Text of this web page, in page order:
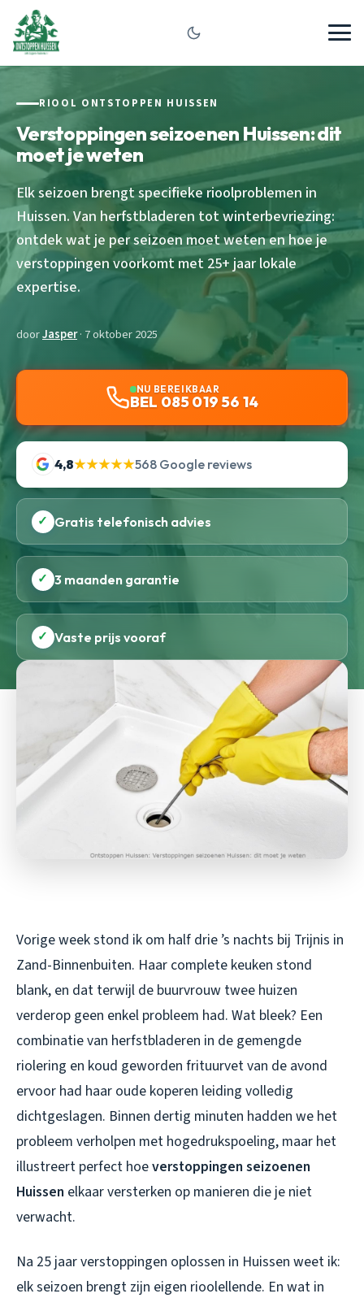
RIOOL ONTSTOPPEN HUISSEN
Verstoppingen seizoenen Huissen: dit
moet je weten
Elk seizoen brengt specifieke rioolproblemen in
Huissen. Van herfstbladeren tot winterbevriezing:
ontdek wat je per seizoen moet weten en hoe je
verstoppingen voorkomt met 25+ jaar lokale
expertise.
doorJasper· 7 oktober 2025
NU BEREIKBAAR
BEL 085 019 56 14
4,8★★★★★568 Google reviews
✓ Gratis telefonisch advies
✓ 3 maanden garantie
✓ Vaste prijs vooraf
Vorige week stond ik om half drie ’s nachts bij Trijnis in
Zand-Binnenbuiten. Haar complete keuken stond
blank, en dat terwijl de buurvrouw twee huizen
verderop geen enkel probleem had. Wat bleek? Een
combinatie van herfstbladeren in de gemengde
riolering en koud geworden frituurvet van de avond
ervoor had haar oude koperen leiding volledig
dichtgeslagen. Binnen dertig minuten hadden we het
probleem verholpen met hogedrukspoeling, maar het
illustreert perfect hoeverstoppingen seizoenen
Huissen elkaar versterken op manieren die je niet
verwacht.
Na 25 jaar verstoppingen oplossen in Huissen weet ik:
elk seizoen brengt zijn eigen rioolellende. En wat in